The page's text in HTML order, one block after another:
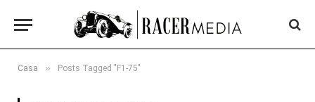
Casa » Posts Tagged "F1-75"